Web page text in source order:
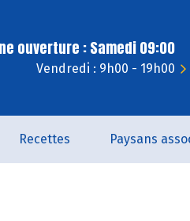
ouverture : Samedi 09:00
Vendredi : 9h00 - 19h00
Recettes Paysans